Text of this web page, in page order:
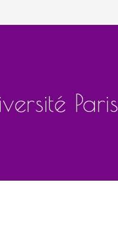
Paris